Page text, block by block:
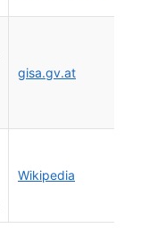
gisa.gv.at
Wikipedia